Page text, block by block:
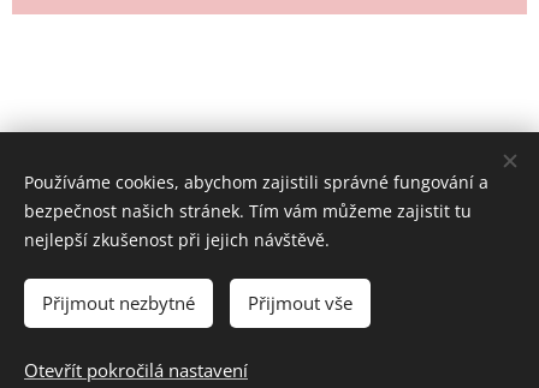
© 2019-2026 Místní skupina ČČK Rychvald, všechna práva
Cookies
Jazyky
Používáme cookies, abychom zajistili správné fungování a
bezpečnost našich stránek. Tím vám můžeme zajistit tu
nejlepší zkušenost při jejich návštěvě.
Přijmout nezbytné Přijmout vše
Otevřít pokročilá nastavení